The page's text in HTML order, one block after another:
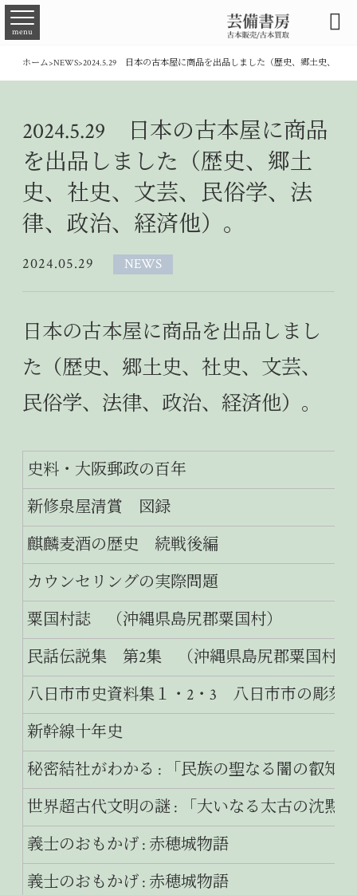
menu 
ホーム>NEWS>2024.5.29 日本の古本屋に商品を出品しました（歴史、郷土史、社
2024.5.29 日本の古本屋に商品
を出品しました（歴史、郷土
史、社史、文芸、民俗学、法
律、政治、経済他）。
2024.05.29 NEWS
日本の古本屋に商品を出品しまし
た（歴史、郷土史、社史、文芸、
民俗学、法律、政治、経済他）。
史料・大阪郵政の百年
新修泉屋清賞 図録
麒麟麦酒の歴史 続戦後編
カウンセリングの実際問題
粟国村誌 （沖縄県島尻郡粟国村）
民話伝説集 第2集 （沖縄県島尻郡粟国村）
八日市市史資料集１・2・3 八日市市の彫刻
新幹線十年史
秘密結社がわかる : 「民族の聖なる闇の叡知
世界超古代文明の謎 : 「大いなる太古の沈黙
義士のおもかげ : 赤穂城物語
義士のおもかげ : 赤穂城物語